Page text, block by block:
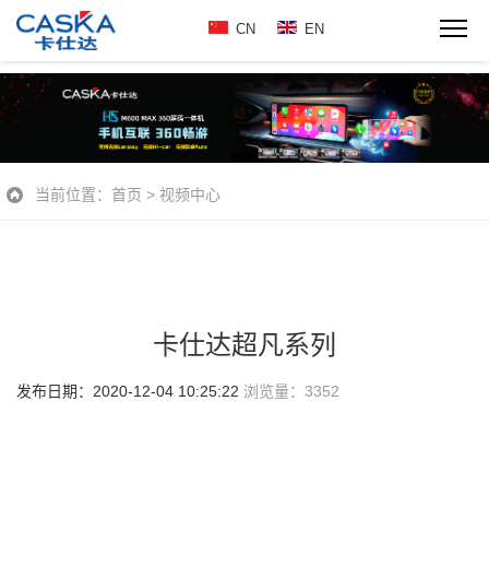
CN EN
当前位置： 首页 > 视频中心
卡仕达超凡系列
发布日期：2020-12-04 10:25:22 浏览量： 3352